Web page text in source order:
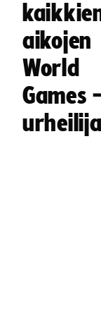
aikojen
World
Games -